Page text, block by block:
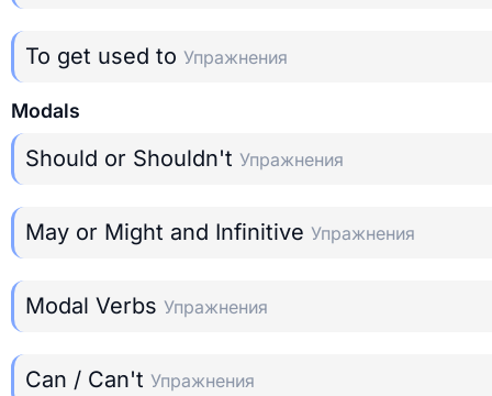
To get used to Упражнения
Modals
Should or Shouldn't Упражнения
May or Might and Infinitive Упражнения
Modal Verbs Упражнения
Can / Can't Упражнения